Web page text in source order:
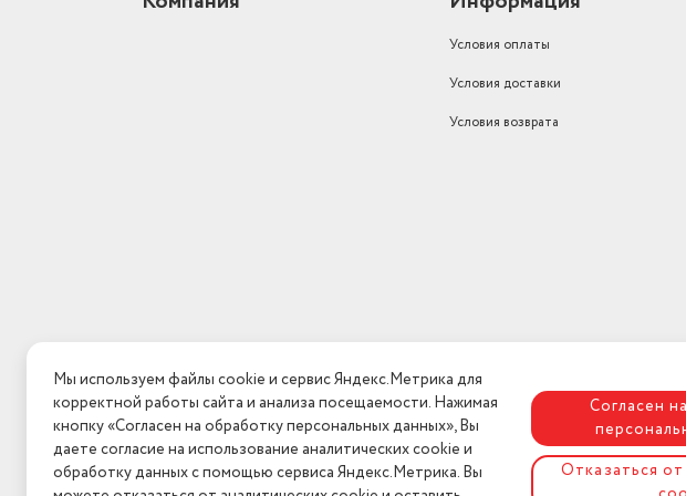
Условия оплаты
Условия доставки
Условия возврата
Мы используем файлы cookie и сервис Яндекс.Метрика для
корректной работы сайта и анализа посещаемости. Нажимая
кнопку «Согласен на обработку персональных данных», Вы
даете согласие на использование аналитических cookie и
обработку данных с помощью сервиса Яндекс.Метрика. Вы
Согласен
Отказаться